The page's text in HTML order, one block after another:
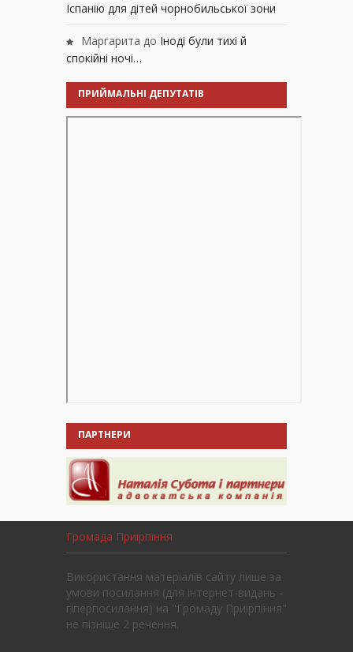
Іспанію для дітей чорнобильської зони
Маргарита до Іноді були тихі й
спокійні ночі…
ПРИЙМАЛЬНІ ДЕПУТАТІВ
ПАРТНЕРИ
Громада Приірпіння
Використання матеріалів сайту лише за
умови посилання (для інтернет-видань -
гіперпосилання) на "Громаду Приірпіння"
не пізніше 2 речення.